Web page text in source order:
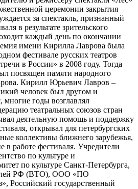
церемонии закрытия
за спектакль, признанный
в результате зрительского
каждый день по окончании
имени Кирилла Лаврова была
фестивале русских театров
в России» в 2008 году. Тогда
посвящен памяти народного
Кирилл Юрьевич Лавров –
человек был другом и
многие годы возглавлял
театральных союзов стран
деятельную помощь и поддержку
открывал для петербургских
коллективы ближнего зарубежья,
в работе фестиваля. Учредители
по культуре и
по культуре Санкт-Петербурга,
РФ (ВТО), ООО «ПО
Российский государственный